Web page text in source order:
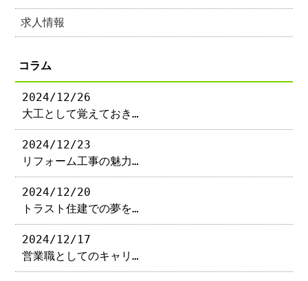
求人情報
コラム
2024/12/26
大工として覚えておき…
2024/12/23
リフォーム工事の魅力…
2024/12/20
トラスト住建での夢を…
2024/12/17
営業職としてのキャリ…